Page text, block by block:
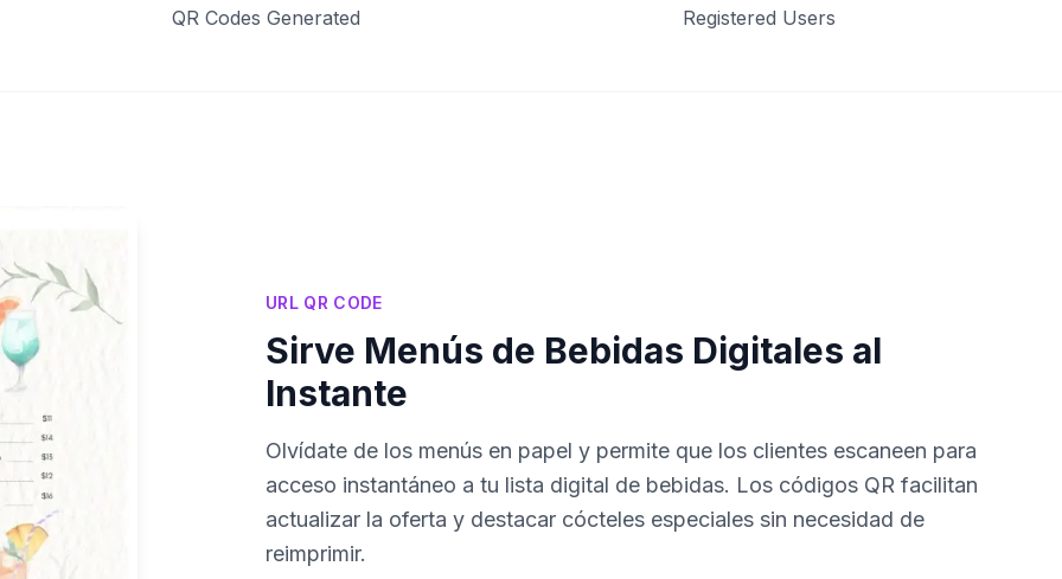
QR Codes Generated Registered Users
URL QR CODE
Sirve Menús de Bebidas Digitales al
Instante
Olvídate de los menús en papel y permite que los clientes escaneen para
acceso instantáneo a tu lista digital de bebidas. Los códigos QR facilitan
actualizar la oferta y destacar cócteles especiales sin necesidad de
reimprimir.